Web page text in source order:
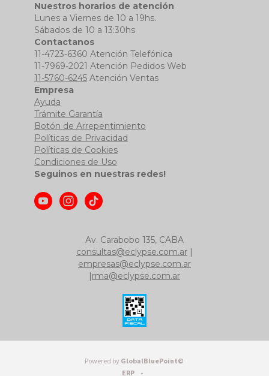
Nuestros horarios de atención
Lunes a Viernes de 10 a 19hs.
Sábados de 10 a 13:30hs
Contactanos
11-4723-6360 Atención Telefónica
11-7969-2021 Atención Pedidos Web
11-5760-6245Atención Ventas
Empresa
Ayuda
Trámite Garantía
Botón de Arrepentimiento
Políticas de Privacidad
Políticas de Cookies
Condiciones de Uso
Seguinos en nuestras redes!
Av. Carabobo 135, CABA
consultas@eclypse.com.ar
empresas@eclypse.com.ar
rma@eclypse.com.ar
Powered by GlobalBluePoint©
ERP -